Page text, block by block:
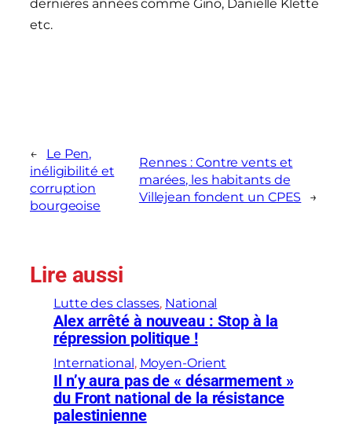
dernières années comme Gino, Danielle Klette
etc.
←
Le Pen,
inéligibilité et
corruption
bourgeoise
Rennes : Contre vents et
marées, les habitants de
Villejean fondent un CPES
→
Lire aussi
Lutte des classes, National
Alex arrêté à nouveau : Stop à la
répression politique !
International, Moyen-Orient
Il n’y aura pas de « désarmement »
du Front national de la résistance
palestinienne